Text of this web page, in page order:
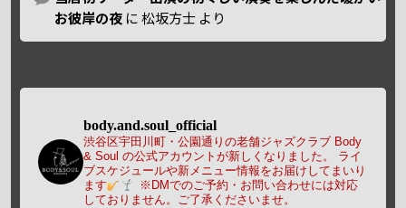
お彼岸の夜 に松坂方士 より
body.and.soul_official
渋谷区宇田川町・公園通りの老舗ジャズクラブ Body
& Soul の公式アカウントが新しくなりました。
ライ
ブスケジュールや新メニュー情報をお届けしてまいり
ます
※DMでのご予約・お問い合わせには対応
しておりません。ご了承くださいませ。